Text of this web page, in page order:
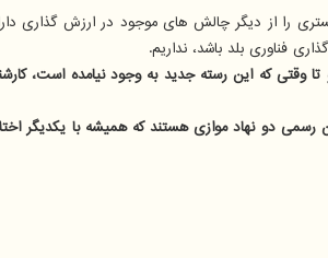
را از دیگر چالش های موجود در ارزش گذاری
فناوری بلد باشد، نداریم.
تا وقتی که این رسته جدید به وجود نیامده است،
رسمی دو نهاد موازی هستند که همیشه با یکدیگر